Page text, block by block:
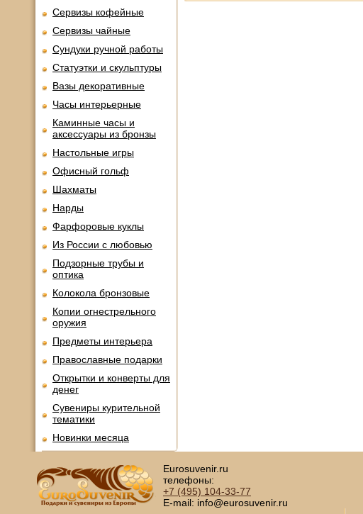
Сервизы кофейные
Сервизы чайные
Сундуки ручной работы
Статуэтки и скульптуры
Вазы декоративные
Часы интерьерные
Каминные часы и
аксессуары из бронзы
Настольные игры
Офисный гольф
Шахматы
Нарды
Фарфоровые куклы
Из России с любовью
Подзорные трубы и
оптика
Колокола бронзовые
Копии огнестрельного
оружия
Предметы интерьера
Православные подарки
Открытки и конверты для
денег
Сувениры курительной
тематики
Новинки месяца
Eurosuvenir.ru
телефоны:
+7 (495) 104-33-77
E-mail: info@eurosuvenir.ru